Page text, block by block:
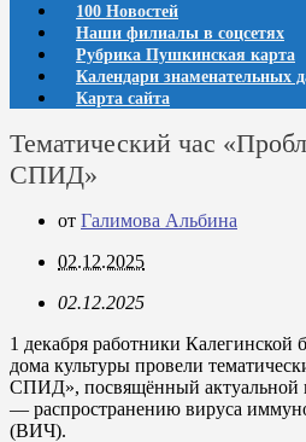
100 Новостей
Наши филиалы в соцсетях
Рубрика Пушкинская карта
Календари знаменательных
Карта сайта
Тематический час
СПИД»
от Галимова Альбина
02.12.2025
02.12.2025
1 декабря работники Калегинской
дома культуры провели
СПИД», посвящённый актуальной
— распространению вируса
(ВИЧ).